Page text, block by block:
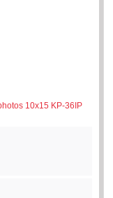
10x15 KP-36IP